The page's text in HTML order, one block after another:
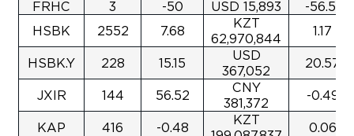
FRHC
3 -50 USD 15,893
-56.51
HSBK
2552 7.68
KZT
62,970,844
1.17
HSBK.Y 228 15.15
USD
367,052
20.57
JXIR 144 56.52
CNY
381,372
-0.49
KAP 416 -0.48
KZT
0.06